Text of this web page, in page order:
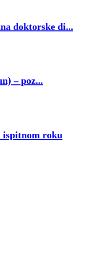
doktorske di...
– poz...
ispitnom roku